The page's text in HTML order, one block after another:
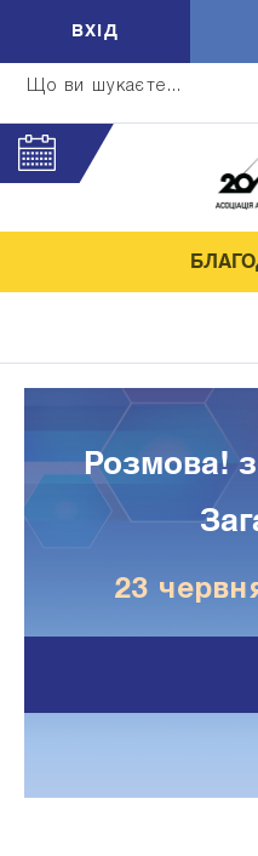
Що ви шукаєте...
ВXIД
Розмова!
23